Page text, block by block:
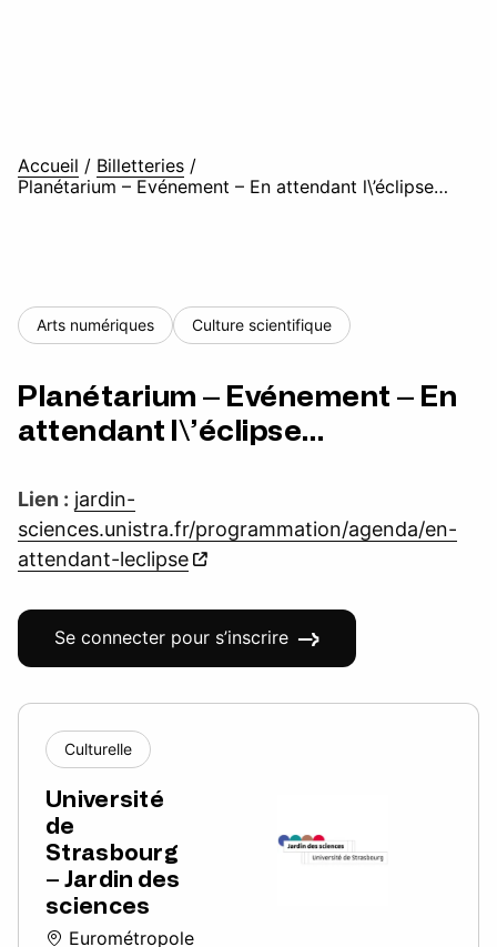
Accueil / Billetteries /
Planétarium – Evénement – En attendant l\’éclipse…
Arts numériques Culture scientifique
Planétarium – Evénement – En
attendant l\’éclipse…
Lien : jardin-
sciences.unistra.fr/programmation/agenda/en-
attendant-leclipse
Se connecter pour s’inscrire
Culturelle
Université
de
Strasbourg
– Jardin des
sciences
Eurométropole